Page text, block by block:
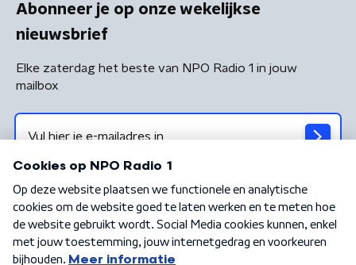
Abonneer je op onze wekelijkse
nieuwsbrief
Elke zaterdag het beste van NPO Radio 1 in jouw
mailbox
Algemene voorwaarden